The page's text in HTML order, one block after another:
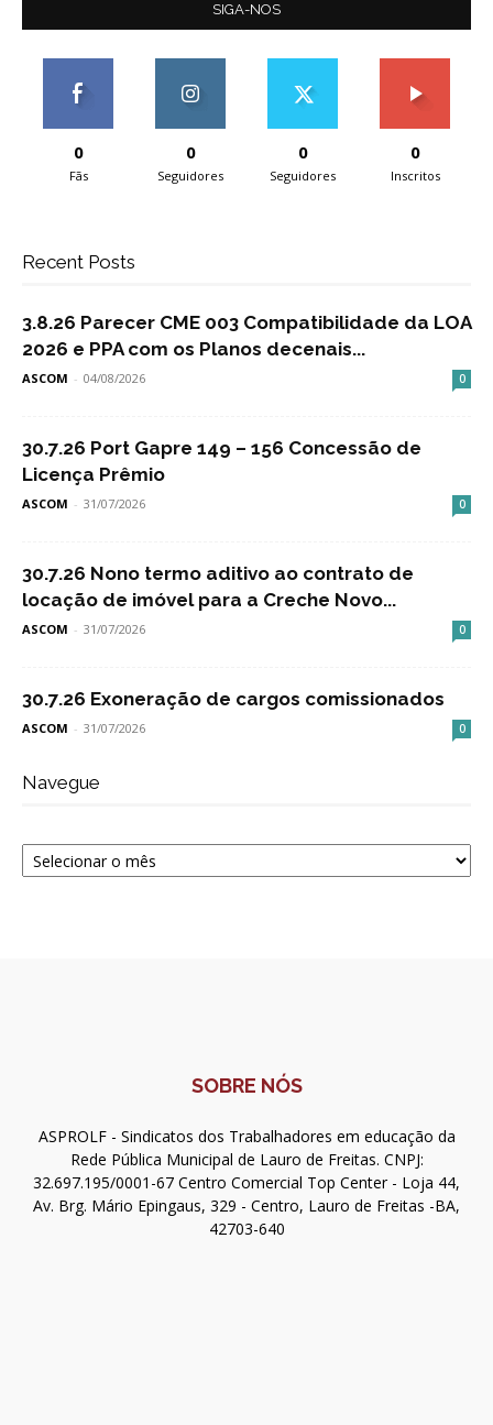
SIGA-NOS
0
Fãs
0
Seguidores
0
Seguidores
0
Inscritos
Recent Posts
3.8.26 Parecer CME 003 Compatibilidade da LOA
2026 e PPA com os Planos decenais...
ASCOM - 04/08/2026 0
30.7.26 Port Gapre 149 – 156 Concessão de
Licença Prêmio
ASCOM - 31/07/2026 0
30.7.26 Nono termo aditivo ao contrato de
locação de imóvel para a Creche Novo...
ASCOM - 31/07/2026 0
30.7.26 Exoneração de cargos comissionados
ASCOM - 31/07/2026 0
Navegue
Navegue
SOBRE NÓS
ASPROLF - Sindicatos dos Trabalhadores em educação da
Rede Pública Municipal de Lauro de Freitas. CNPJ:
32.697.195/0001-67 Centro Comercial Top Center - Loja 44,
Av. Brg. Mário Epingaus, 329 - Centro, Lauro de Freitas -BA,
42703-640